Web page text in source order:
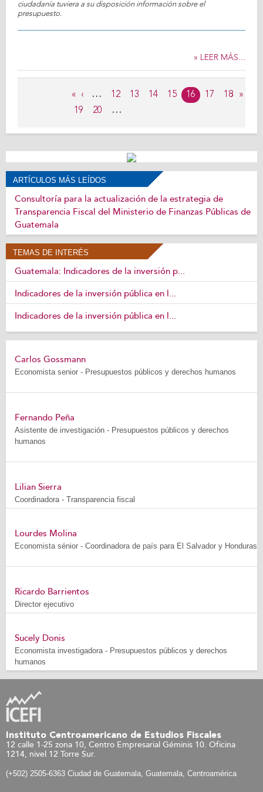
ciudadanía tuviera a su disposición información sobre el
presupuesto.
» LEER MÁS...
« ‹ … 12 13 14 15 16 17
18
19
20 …
› »
ARTÍCULOS MÁS LEÍDOS
Consultoría para la actualización de la estrategia de
Transparencia Fiscal del Ministerio de Finanzas Públicas de
Guatemala
TEMAS DE INTERÉS
Guatemala: Indicadores de la inversión p...
Indicadores de la inversión pública en l...
Indicadores de la inversión pública en l...
Carlos Gossmann
Economista senior - Presupuestos públicos y derechos humanos
Fernando Peña
Asistente de investigación - Presupuestos públicos y derechos
humanos
Lilian Sierra
Coordinadora - Transparencia fiscal
Lourdes Molina
Economista sénior - Coordinadora de país para El Salvador y Honduras
Ricardo Barrientos
Director ejecutivo
Sucely Donis
Economista investigadora - Presupuestos públicos y derechos
humanos
Instituto Centroamericano de Estudios Fiscales
12 calle 1-25 zona 10, Centro Empresarial Géminis 10. Oficina
1214, nivel 12 Torre Sur.
(+502) 2505-6363 Ciudad de Guatemala, Guatemala, Centroamérica